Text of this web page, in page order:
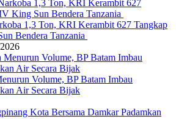
1,3 Ton, KRI Kerambit 627 Tangkap
Bendera Tanzania
Volume, BP Batam Imbau
Air Secara Bijak